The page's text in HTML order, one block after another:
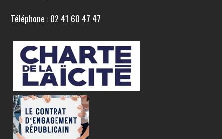
Téléphone : 02 41 60 47 47